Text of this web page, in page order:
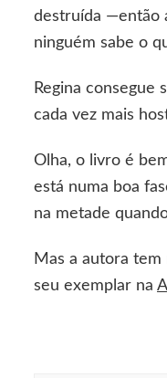
destruída —então
ninguém sabe o
Regina
cada vez mais
Olha, o livro é
está numa boa
na metade
Mas a autora
seu exemplar na